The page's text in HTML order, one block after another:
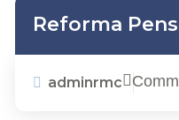
Reforma
adminrmc